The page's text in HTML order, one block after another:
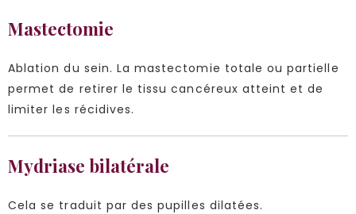
Mastectomie
Ablation du sein. La mastectomie totale ou partielle
permet de retirer le tissu cancéreux atteint et de
limiter les récidives.
Mydriase bilatérale
Cela se traduit par des pupilles dilatées.